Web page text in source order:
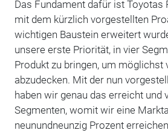
Das Fundament dafür ist Toyotas
mit dem kürzlich vorgestellten
wichtigen Baustein erweitert
unsere erste Priorität, in vier
Produkt zu bringen, um möglichst
abzudecken. Mit der nun
haben wir genau das erreicht und
Segmenten, womit wir eine
neunundneunzig Prozent